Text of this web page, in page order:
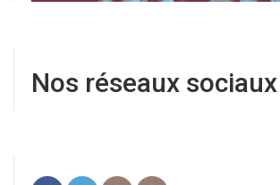
Nos réseaux sociaux